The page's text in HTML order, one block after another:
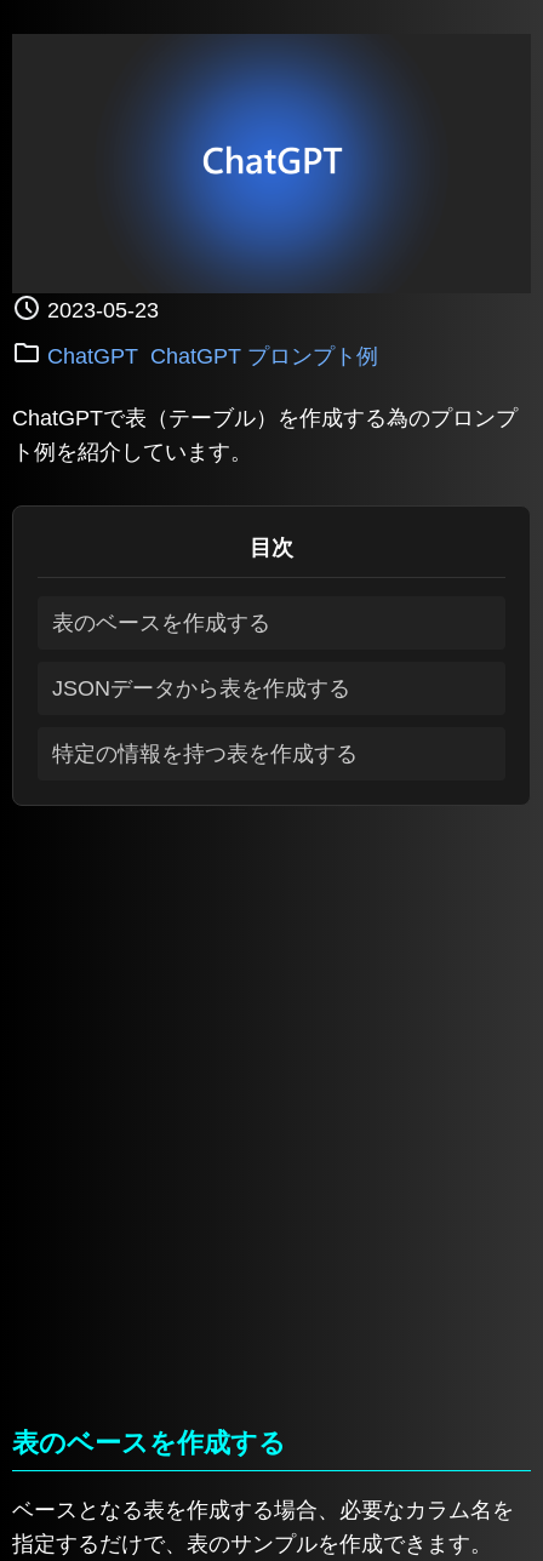
2023-05-23
ChatGPT ChatGPT プロンプト例
ChatGPTで表（テーブル）を作成する為のプロンプ
ト例を紹介しています。
目次
表のベースを作成する
JSONデータから表を作成する
特定の情報を持つ表を作成する
表のベースを作成する
ベースとなる表を作成する場合、必要なカラム名を
指定するだけで、表のサンプルを作成できます。